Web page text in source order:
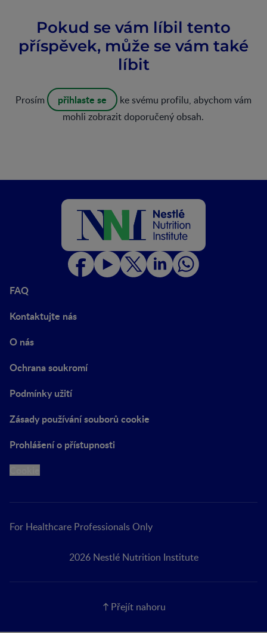
Pokud se vám líbil tento
příspěvek, může se vám také
líbit
Prosím přihlaste se
ke svému profilu, abychom vám
mohli zobrazit doporučený obsah.
FAQ
Kontaktujte nás
O nás
Ochrana soukromí
Podmínky užití
Zásady používání souborů cookie
Prohlášení o přístupnosti
For Healthcare Professionals Only
2026 Nestlé Nutrition Institute
Přejít nahoru